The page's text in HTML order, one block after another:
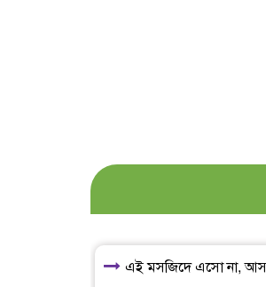
এই মসজিদে এসো না,